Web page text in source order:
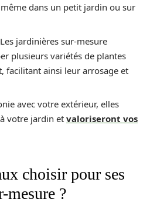
même dans un petit jardin ou sur
jardinières sur-mesure
plusieurs variétés de plantes
facilitant ainsi leur arrosage et
avec votre extérieur, elles
votre jardin et valoriseront vos
choisir pour ses
mesure ?